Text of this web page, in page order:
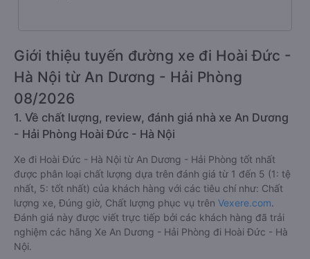
Giới thiệu tuyến đường xe đi Hoài Đức -
Hà Nội từ An Dương - Hải Phòng
08/2026
1. Về chất lượng, review, đánh giá nhà xe An Dương
- Hải Phòng Hoài Đức - Hà Nội
Xe đi Hoài Đức - Hà Nội từ An Dương - Hải Phòng tốt nhất
được phân loại chất lượng dựa trên đánh giá từ 1 đến 5 (1: tệ
nhất, 5: tốt nhất) của khách hàng với các tiêu chí như: Chất
lượng xe, Đúng giờ, Chất lượng phục vụ trên Vexere.com.
Đánh giá này được viết trực tiếp bởi các khách hàng đã trải
nghiệm các hãng Xe An Dương - Hải Phòng đi Hoài Đức - Hà
Nội.